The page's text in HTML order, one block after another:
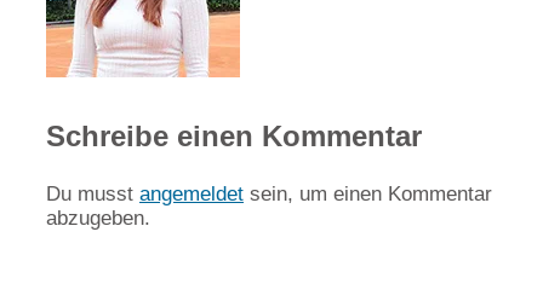
Schreibe einen Kommentar
Du musst angemeldet sein, um einen Kommentar
abzugeben.